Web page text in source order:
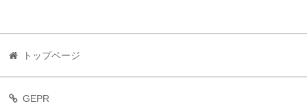
トップページ
GEPR